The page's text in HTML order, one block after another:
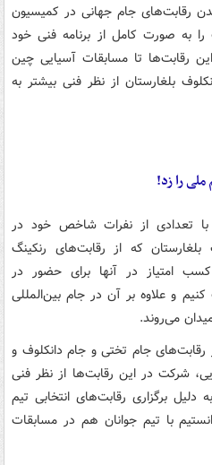
رقابت‌های جام جهانی در کمیسیون
را به صورت کامل از برنامه فنی خود
رقابت‌ها تا مسابقات آسیایی چین
بلغارستان از نظر فنی بیشتر به
ملی را زد!
تعدادی از نفرات شاخص خود در
بلغارستان که از رقابت‌های رنکینگ
امتیاز در آنها برای حضور در
و علاوه بر آن در جام بین‌المللی
می‌روند.
رقابت‌های جام تختی و جام دانکلوف و
شرکت در این رقابت‌ها از نظر فنی
برگزاری رقابت‌های انتخابی تیم
با تیم جوانان هم در مسابقات